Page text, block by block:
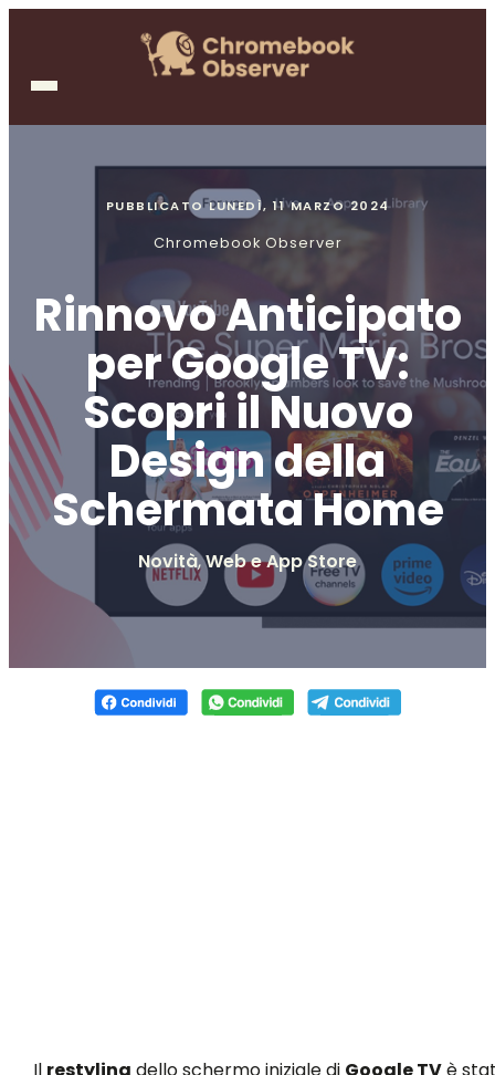
PUBBLICATOLUNEDÌ, 11 MARZO 2024
Chromebook Observer
Rinnovo Anticipato
per Google TV:
Scopri il Nuovo
Design della
Schermata Home
Novità,Web e App Store
Il restyling dello schermo iniziale di Google TVè